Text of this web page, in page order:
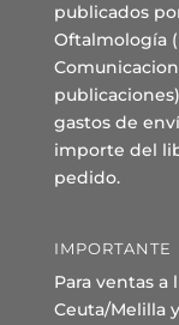
publicados
Oftalmología
gastos de
importe del
pedido.
IMPORTANTE
Para ventas a
Ceuta/Melilla